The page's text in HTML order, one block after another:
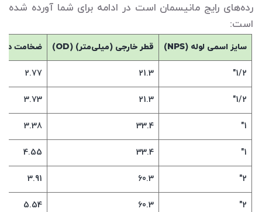
رده‌های رایج مانیسمان است در ادامه برای شما آورده شده
است:
سایز اسمی لوله (NPS
) قطر خارجی (میلی‌متر) (OD
) ضخامت
1/2"
21.3
2.77
1/2"
21.3
3.73
1"
33.4
3.38
1"
33.4
4.55
2"
60.3
3.91
2"
60.3
5.54